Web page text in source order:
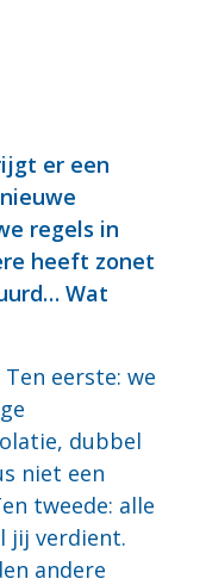
er een
regels in
heeft zonet
Wat
eerste: we
dubbel
niet een
tweede: alle
jij verdient.
andere